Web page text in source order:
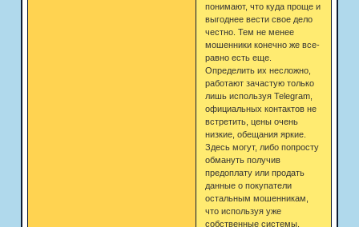
понимают, что куда проще и
выгоднее вести свое дело
честно. Тем не менее
мошенники конечно же все-
равно есть еще.
Определить их несложно,
работают зачастую только
лишь используя Telegram,
официальных контактов не
встретить, цены очень
низкие, обещания яркие.
Здесь могут, либо попросту
обмануть получив
предоплату или продать
данные о покупатели
остальным мошенникам,
что используя уже
собственные системы,